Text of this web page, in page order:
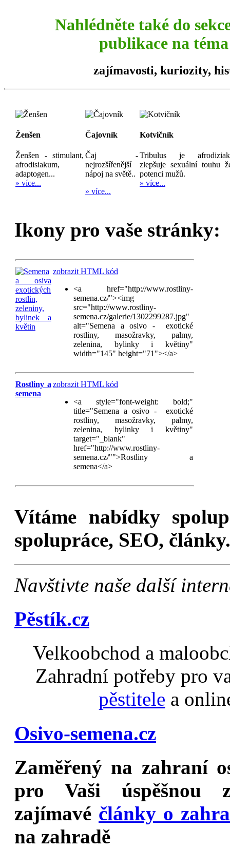
Nahlédněte také do
publikace na
zajímavosti, kuriozity,
Ženšen
Ženšen - stimulant,
afrodisiakum,
adaptogen...
» více...
Čajovník
Čaj -
nejrozšířenější
nápoj na světě..
» více...
Kotvičník
Tribulus je
zlepšuje sexuální touhu
potenci mužů.
» více...
Ikony pro vaše stránky:
zobrazit HTML kód
<a href="http://www.rostliny-
semena.cz/"><img
src="http://www.rostliny-
semena.cz/galerie/1302299287.jpg"
alt="Semena a osivo - exotické
rostliny, masožravky, palmy,
zelenina, bylinky i květiny"
width="145" height="71"></a>
Rostliny a
semena
zobrazit HTML kód
<a style="font-weight: bold;"
title="Semena a osivo - exotické
rostliny, masožravky, palmy,
zelenina, bylinky i květiny"
target="_blank"
href="http://www.rostliny-
semena.cz/"">Rostliny a
semena</a>
Vítáme nabídky
spolupráce, SEO,
Navštivte naše další
Pěstík.cz
Velkoobchod a
Zahradní potřeby pro
pěstitele a
Osivo-semena.cz
Zaměřený na zahraní
pro Vaši úspěšnou
zajímavé články o
na zahradě